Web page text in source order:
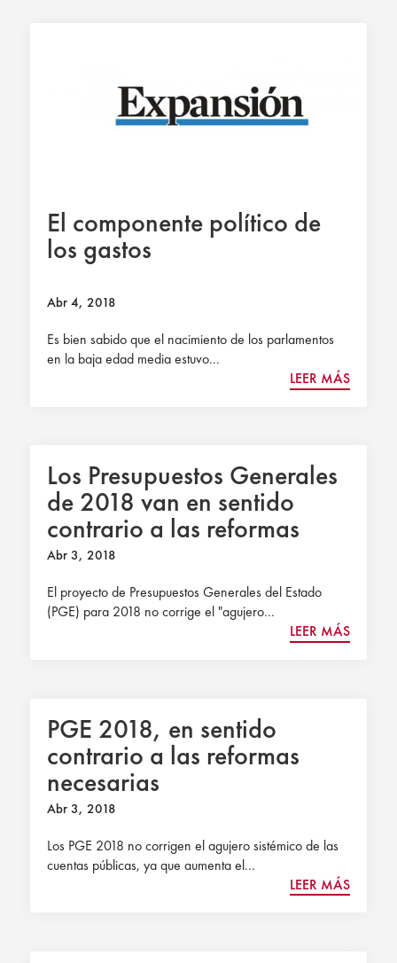
El componente político de
los gastos
Abr 4, 2018
Es bien sabido que el nacimiento de los parlamentos
en la baja edad media estuvo...
LEER MÁS
Los Presupuestos Generales
de 2018 van en sentido
contrario a las reformas
necesarias, según Civismo.
El Economista
Abr 3, 2018
El proyecto de Presupuestos Generales del Estado
(PGE) para 2018 no corrige el "agujero...
LEER MÁS
PGE 2018, en sentido
contrario a las reformas
necesarias
Abr 3, 2018
Los PGE 2018 no corrigen el agujero sistémico de las
cuentas públicas, ya que aumenta el...
LEER MÁS